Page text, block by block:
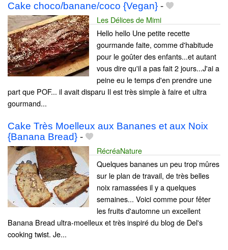
Cake choco/banane/coco {Vegan} -
Les Délices de Mimi
Hello hello Une petite recette
gourmande faite, comme d'habitude
pour le goûter des enfants...et autant
vous dire qu'il a pas fait 2 jours...J'ai a
peine eu le temps d'en prendre une
part que POF... il avait disparu Il est très simple à faire et ultra
gourmand...
Cake Très Moelleux aux Bananes et aux Noix
{Banana Bread} -
RécréaNature
Quelques bananes un peu trop mûres
sur le plan de travail, de très belles
noix ramassées il y a quelques
semaines... Voici comme pour fêter
les fruits d'automne un excellent
Banana Bread ultra-moelleux et très inspiré du blog de Del's
cooking twist. Je...